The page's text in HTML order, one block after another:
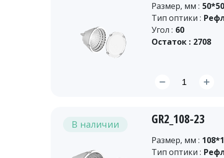
Размер, мм :
Тип оптики :
Угол : 60
Остаток : 2708
В наличии GR2_108-23
Размер, мм :
Тип оптики :